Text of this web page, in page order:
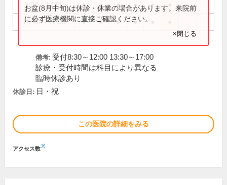
9:00～12:00 ● ● ● ● ●
14:00～17:00 ● ● ● ●
お盆(8月中旬)は休診・休業の場合があります。来院前
に必ず医療機関に直接ご確認ください。
×閉じる
備考: 受付8:30～12:00 13:30～17:00
診療・受付時間は科目により異なる
臨時休診あり
休診日: 日・祝
この医院の詳細をみる
アクセス数※